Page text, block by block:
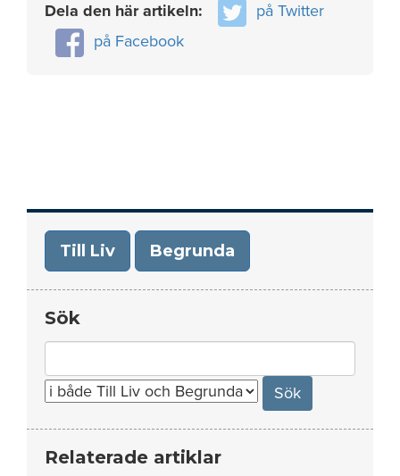
Dela den här artikeln:
på Twitter
på Facebook
Till Liv Begrunda
Sök
for:
Relaterade artiklar